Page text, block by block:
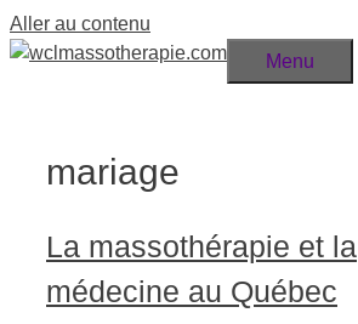
Aller au contenu
Menu
mariage
La massothérapie et la
médecine au Québec